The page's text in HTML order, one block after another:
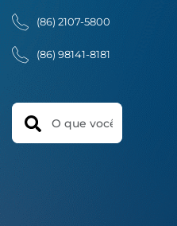
(86) 2107-5800
(86) 98141-8181
Search